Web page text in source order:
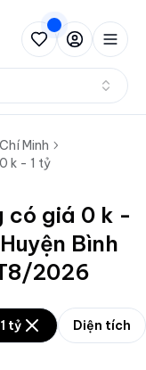
Minh
k - 1 tỷ
có giá 0 k -
Bình
2026
tỷ Diện tích